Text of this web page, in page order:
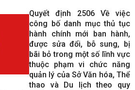
Quyết định 2506 Về việc
công bố danh mục thủ tục
hành chính mới ban hành,
được sửa đổi, bỗ sung, bị
bãi bỏ trong một số lĩnh vực
thuộc phạm vi chức năng
quản lý của Sở Văn hóa, Thể
thao và Du lịch theo quy